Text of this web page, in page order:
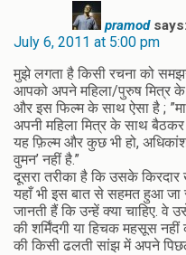
pramod says:
July 6, 2011 at 5:00 pm
मुझे लगता है किसी रचना को
आपको अपने महिला/पुरुष मित्र के
और इस फिल्‍म के साथ ऐसा है ;
अपनी महिला मित्र के साथ
यह फ़िल्म और कुछ भी हो, अधिकांश
वुमन’ नहीं है.”
दूसरा तरीका है कि उसके
यहाँ भी इस बात से सहमत हुआ जा
जानती हैं कि उन्हें क्या चाहिए.
की शर्मिंदगी या हिचक महसूस
की किसी ढलती सांझ में अपने